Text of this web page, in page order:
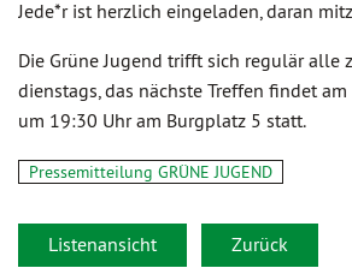
Jede*r ist herzlich eingeladen, daran
Die Grüne Jugend trifft sich regulär alle
dienstags, das nächste Treffen findet am
um 19:30 Uhr am Burgplatz 5 statt.
Pressemitteilung GRÜNE JUGEND
Listenansicht Zurück